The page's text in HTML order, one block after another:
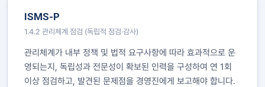
ISMS-P
1.4.2 관리체계 점검 (독립적 점검·감사)
관리체계가 내부 정책 및 법적 요구사항에 따라 효과적으로 운
영되는지, 독립성과 전문성이 확보된 인력을 구성하여 연 1회
이상 점검하고, 발견된 문제점을 경영진에게 보고해야 합니다.